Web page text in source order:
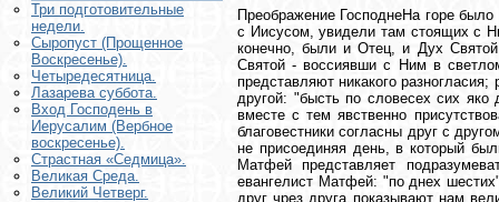
Три подготовительные
недели.
Сыропуст (Прощенное
Воскресенье).
Четыредесятница.
Лазарева суббота.
Вход Господень в
Иерусалим (Вербное
воскресенье).
Страстная «Седмица».
Великая Среда.
Великий Четверг.
Преображение ГосподнеНа горе
с Иисусом, увидели там стоящих с
конечно, были и Отец, и Дух
Святой - воссиявши с Ним в
представляют никакого
другой: "бысть по словесех сих
вместе с тем явственно
благовестники согласны друг с
не присоединяя день, в который
Матфей представляет
евангелист Матфей: "по днех
друг чрез друга показывают нам